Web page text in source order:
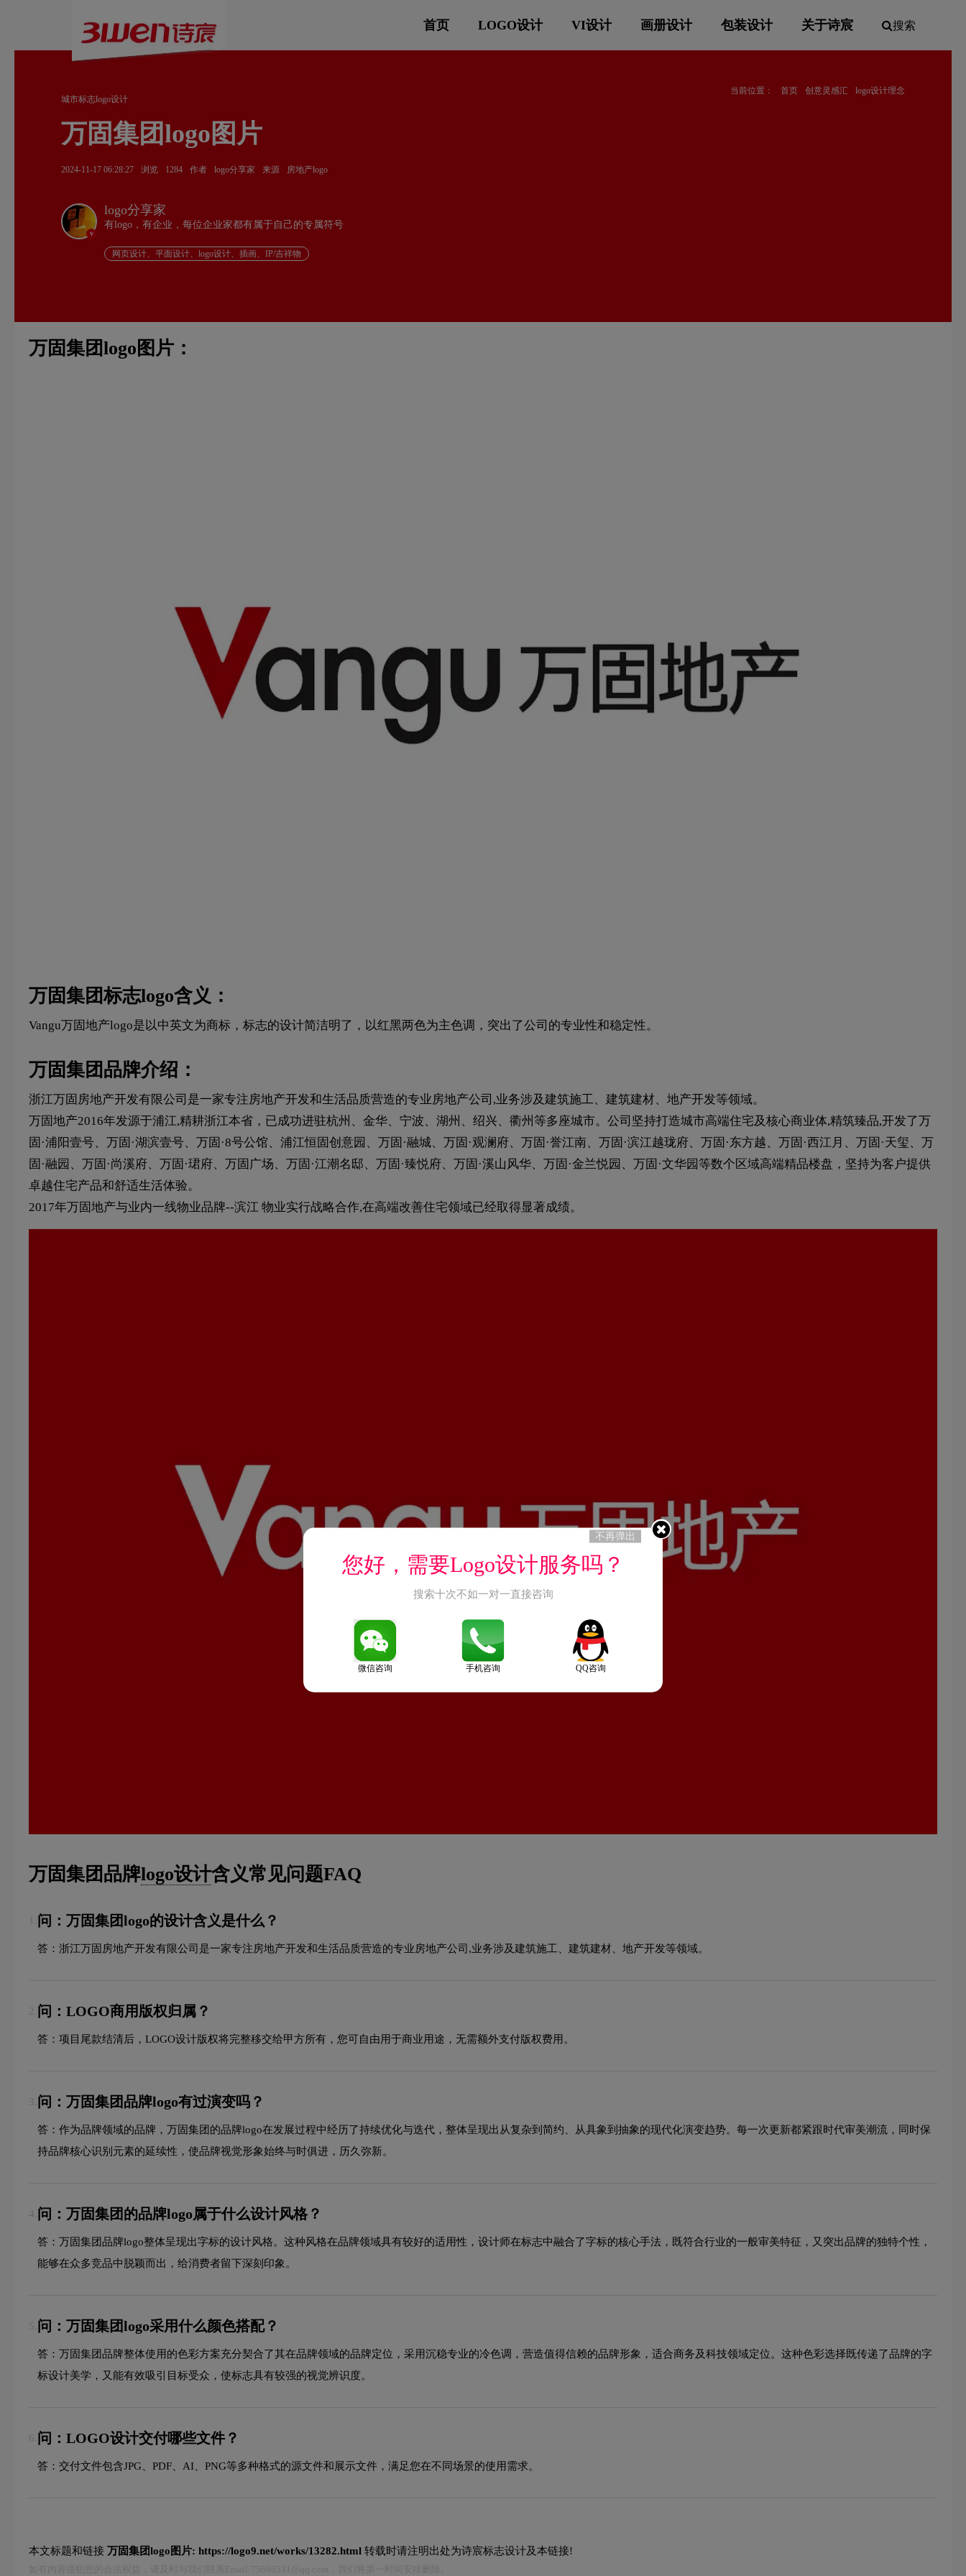
首页 LOGO设计 VI设计 画册设计 包装设计 关于诗宸 搜索
当前位置： 首页 创意灵感汇
logo设计理念
城市标志logo设计
万固集团logo图片
2024-11-17 06:28:27 浏览 1284 作者 logo分享家 来源 房地产logo
v
logo分享家
有logo，有企业，每位企业家都有属于自己的专属符号
网页设计、平面设计、logo设计、插画、IP/吉祥物
万固集团logo图片：
万固集团标志logo含义：
Vangu万固地产logo是以中英文为商标，标志的设计简洁明了，以红黑两色为主色调，突出了公司的专业性和稳定性。
万固集团品牌介绍：
浙江万固房地产开发有限公司是一家专注房地产开发和生活品质营造的专业房地产公司,业务涉及建筑施工、建筑建材、地产开发等领域。
万固地产2016年发源于浦江,精耕浙江本省，已成功进驻杭州、金华、宁波、湖州、绍兴、衢州等多座城市。公司坚持打造城市高端住宅及核心商业体,精筑臻品,开发了万
固·浦阳壹号、万固·湖滨壹号、万固·8号公馆、浦江恒固创意园、万固·融城、万固·观澜府、万固·誉江南、万固·滨江越珑府、万固·东方越、万固·西江月、万固·天玺、万
固·融园、万固·尚溪府、万固·珺府、万固广场、万固·江潮名邸、万固·臻悦府、万固·溪山风华、万固·金兰悦园、万固·文华园等数个区域高端精品楼盘，坚持为客户提供
卓越住宅产品和舒适生活体验。
2017年万固地产与业内一线物业品牌--滨江 物业实行战略合作,在高端改善住宅领域已经取得显著成绩。
万固集团品牌logo设计含义常见问题FAQ
问：万固集团logo的设计含义是什么？
答：浙江万固房地产开发有限公司是一家专注房地产开发和生活品质营造的专业房地产公司,业务涉及建筑施工、建筑建材、地产开发等领域。
2. 问：LOGO商用版权归属？
答：项目尾款结清后，LOGO设计版权将完整移交给甲方所有，您可自由用于商业用途，无需额外支付版权费用。
3. 问：万固集团品牌logo有过演变吗？
答：作为品牌领域的品牌，万固集团的品牌logo在发展过程中经历了持续优化与迭代，整体呈现出从复杂到简约、从具象到抽象的现代化演变趋势。每一次更新都紧跟时代审美潮流，同时保
持品牌核心识别元素的延续性，使品牌视觉形象始终与时俱进，历久弥新。
4. 问：万固集团的品牌logo属于什么设计风格？
答：万固集团品牌logo整体呈现出字标的设计风格。这种风格在品牌领域具有较好的适用性，设计师在标志中融合了字标的核心手法，既符合行业的一般审美特征，又突出品牌的独特个性，
能够在众多竞品中脱颖而出，给消费者留下深刻印象。
5. 问：万固集团logo采用什么颜色搭配？
答：万固集团品牌整体使用的色彩方案充分契合了其在品牌领域的品牌定位，采用沉稳专业的冷色调，营造值得信赖的品牌形象，适合商务及科技领域定位。这种色彩选择既传递了品牌的字
标设计美学，又能有效吸引目标受众，使标志具有较强的视觉辨识度。
6. 问：LOGO设计交付哪些文件？
答：交付文件包含JPG、PDF、AI、PNG等多种格式的源文件和展示文件，满足您在不同场景的使用需求。
本文标题和链接 万固集团logo图片: https://logo9.net/works/13282.html 转载时请注明出处为诗宸标志设计及本链接!
不再弹出
您好，需要Logo设计服务吗？
搜索十次不如一对一直接咨询
微信咨询 手机咨询 QQ咨询